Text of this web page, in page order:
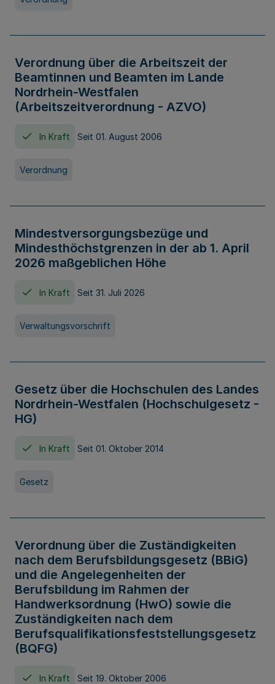
Verordnung über die Arbeitszeit der
Beamtinnen und Beamten im Lande
Nordrhein-Westfalen
(Arbeitszeitverordnung - AZVO)
In Kraft Seit 01. August 2006
Verordnung
Mindestversorgungsbezüge und
Mindesthöchstgrenzen in der ab 1. April
2026 maßgeblichen Höhe
In Kraft Seit 31. Juli 2026
Verwaltungsvorschrift
Gesetz über die Hochschulen des Landes
Nordrhein-Westfalen (Hochschulgesetz -
HG)
In Kraft Seit 01. Oktober 2014
Gesetz
Verordnung über die Zuständigkeiten
nach dem Berufsbildungsgesetz (BBiG)
und die Angelegenheiten der
Berufsbildung im Rahmen der
Handwerksordnung (HwO) sowie die
Zuständigkeiten nach dem
Berufsqualifikationsfeststellungsgesetz
(BQFG)
In Kraft Seit 19. Oktober 2006